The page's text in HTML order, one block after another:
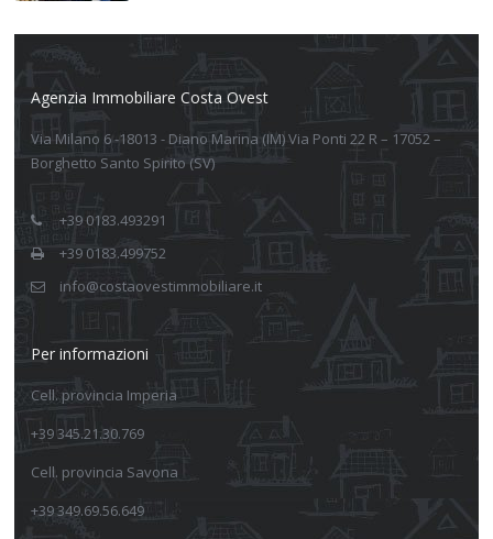
Agenzia Immobiliare Costa Ovest
Via Milano 6 -18013 - Diano Marina (IM) Via Ponti 22 R – 17052 –
Borghetto Santo Spirito (SV)
+39 0183.493291
+39 0183.499752
info@costaovestimmobiliare.it
Per informazioni
Cell. provincia Imperia
+39 345.21.30.769
Cell. provincia Savona
+39 349.69.56.649